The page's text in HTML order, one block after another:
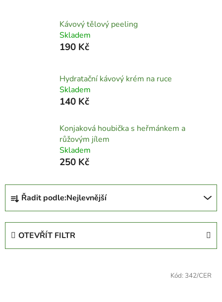
Kávový tělový peeling
Skladem
190 Kč
Hydratační kávový krém na ruce
Skladem
140 Kč
Konjaková houbička s heřmánkem a
růžovým jílem
Skladem
250 Kč
z
Řadit podle:Nejlevnější
OTEVŘÍT FILTR
Kód: 342/CER